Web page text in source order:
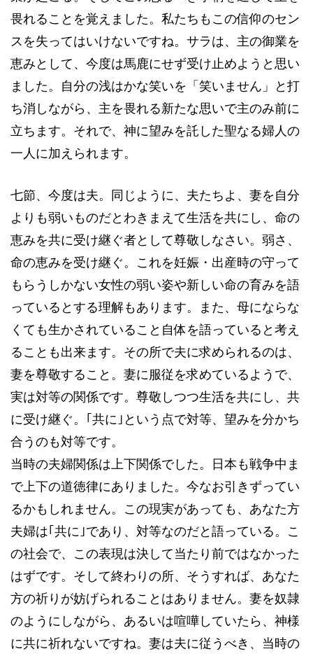
畏れることを覚えました。私たちもこの信仰のセン
スを失ってはいけないですね。サラは、主の御業を
恵みとして、今度は馬鹿にせず受け止めようと思い
ました。自分の浅はかな笑いを「笑いません」と打
ち消しながら、主を畏れる新たな思いで主のみ前に
立ちます。それで、神に望みを託した聖なる婦人の
一人に加えられます。
七節、今度は夫。同じように、夫たちよ、妻を自分
よりも弱いものだとわきまえて生活を共にし、命の
恵みを共に受け継ぐ者として尊敬しなさい。弱さ、
命の恵みを受け継ぐ。これを妊娠・出産時の守って
もらうしかない女性の弱い姿や新しい命の育みを語
っているとする理解もあります。また、母にならな
くても生かされていること自体を語っていると考え
ることも出来ます。その所で夫に求められるのは、
妻を尊敬すること。妻に服従を求めているようで、
実は対等の関係です。尊敬しつつ生活を共にし、共
に受け継ぐ。｢共に｣という点で対等、望みを分かち
合うのも対等です。
当時の夫婦関係は上下関係でした。日本も戦争中ま
で上下の道徳律にありました。今なお引きずってい
るかもしれません。この現実があっても、あなた方
夫婦は｢共に｣であり、対等なのだと語っている。こ
の社会で、この表現は決して当たり前ではなかった
はずです。そして終わりの所、そうすれば、あなた
方の祈りが妨げられることはありません。妻を奴隷
のようにしながら、あるいは喧嘩していたら、神様
に共に祈れないですね。妻は夫に従うべき、当時の